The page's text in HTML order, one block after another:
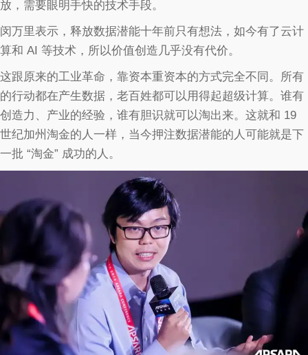
放，需要眼明手快的技术手段。
闵万里表示，释放数据潜能十年前只有想法，如今有了云计
算和 AI 等技术，所以价值创造几乎没有代价。
这跟原来的工业革命，靠资本重资本的方式完全不同。所有
的行动都在产生数据，老百姓都可以用得起超级计算。谁有
创造力、产业的经验，谁有胆识就可以淘出来。这就和 19
世纪加州淘金的人一样，当今押注数据潜能的人可能就是下
一批 “淘金” 成功的人。